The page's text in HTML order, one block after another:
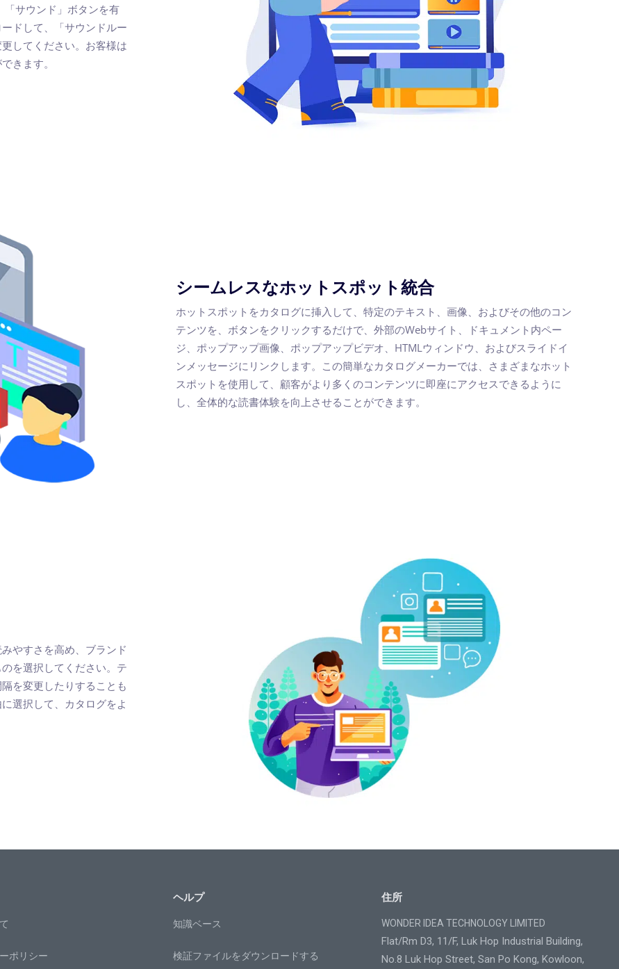
「サウンド」ボタンを有
ドして、「サウンドルー
してください。お客様は
きます。
シームレスなホットスポット統合
ホットスポットをカタログに挿入して、特定のテキスト、画像、およびその他のコン
テンツを、ボタンをクリックするだけで、外部のWebサイト、ドキュメント内ペー
ジ、ポップアップ画像、ポップアップビデオ、HTMLウィンドウ、およびスライドイ
ンメッセージにリンクします。この簡単なカタログメーカーでは、さまざまなホット
スポットを使用して、顧客がより多くのコンテンツに即座にアクセスできるように
し、全体的な読書体験を向上させることができます。
やすさを高め、ブランド
を選択してください。テ
を変更したりすることも
選択して、カタログをよ
ポリシー
ヘルプ
知識ベース
検証ファイルをダウンロードする
住所
WONDER IDEA TECHNOLOGY LIMITED
Flat/Rm D3, 11/F, Luk Hop Industrial Building,
No.8 Luk Hop Street, San Po Kong, Kowloon,